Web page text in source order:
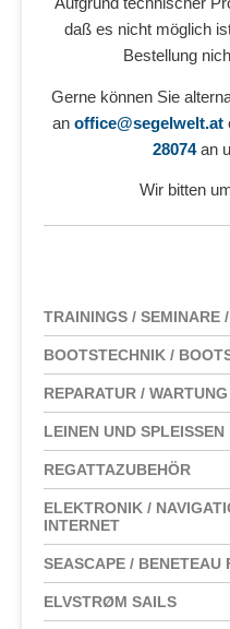
daß es nicht möglich
Bestellung
Gerne können Sie
an office@segelwelt.at
28074an
Wir bitten
TRAININGS / SEMINARE
BOOTSTECHNIK /
REPARATUR / WARTUNG
LEINEN UND SPLEISSEN
REGATTAZUBEHÖR
ELEKTRONIK /
INTERNET
SEASCAPE / BENETEAU
ELVSTRØM SAILS